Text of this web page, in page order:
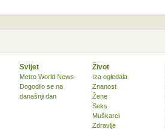
Svijet
Metro World News
Dogodilo se na
današnji dan
Život
Iza ogledala
Znanost
Žene
Seks
Muškarci
Zdravlje